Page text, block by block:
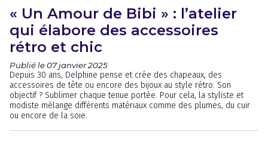
« Un Amour de Bibi » : l’atelier
qui élabore des accessoires
rétro et chic
Publié le 07 janvier 2025
Depuis 30 ans, Delphine pense et crée des chapeaux, des
accessoires de tête ou encore des bijoux au style rétro. Son
objectif ? Sublimer chaque tenue portée. Pour cela, la styliste et
modiste mélange différents matériaux comme des plumes, du cuir
ou encore de la soie.